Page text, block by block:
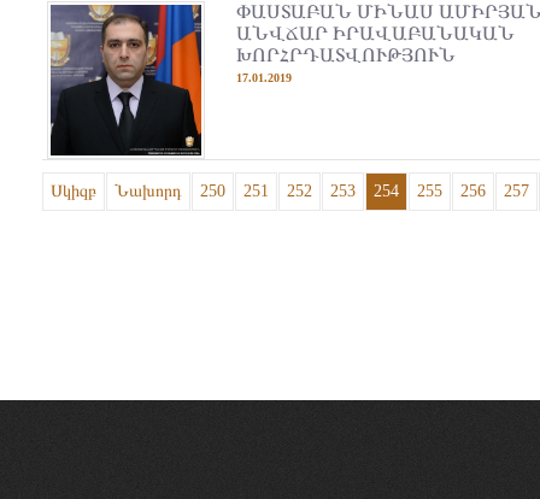
ՓԱՍՏԱԲԱՆ ՄԻՆԱՍ
ԱՆՎՃԱՐ ԻՐԱՎԱԲԱՆԱԿԱՆ
ԽՈՐՀՐԴԱՏՎՈՒԹՅՈՒՆ
17.01.2019
Սկիզբ Նախորդ 250 251 252 253 254 255 256 257